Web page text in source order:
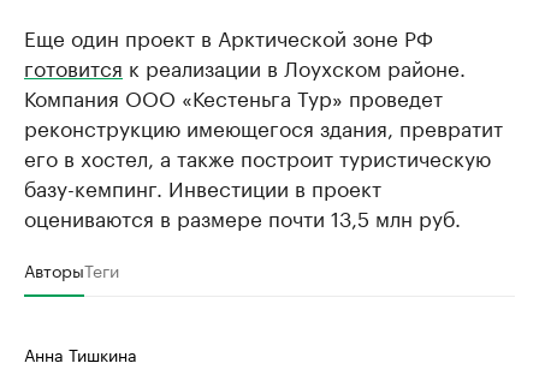
Еще один проект в Арктической зоне РФ
готовится к реализации в Лоухском районе.
Компания ООО «Кестеньга Тур» проведет
реконструкцию имеющегося здания, превратит
его в хостел, а также построит туристическую
базу-кемпинг. Инвестиции в проект
оцениваются в размере почти 13,5 млн руб.
АвторыТеги
Анна Тишкина